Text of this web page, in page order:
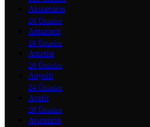
Akuamarin
20 Ürünler
Amazonit
28 Ürünler
Ametist
28 Ürünler
Anyolit
24 Ürünler
Apatit
28 Ürünler
Aventurin